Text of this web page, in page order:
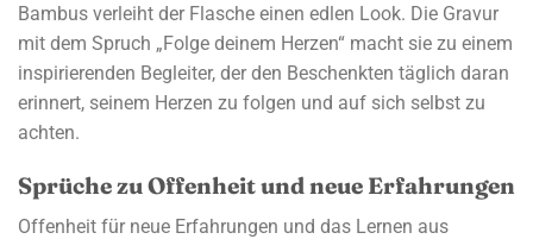
Bambus verleiht der Flasche einen edlen Look. Die Gravur
mit dem Spruch „Folge deinem Herzen“ macht sie zu einem
inspirierenden Begleiter, der den Beschenkten täglich daran
erinnert, seinem Herzen zu folgen und auf sich selbst zu
achten.
Sprüche zu Offenheit und neue Erfahrungen
Offenheit für neue Erfahrungen und das Lernen aus